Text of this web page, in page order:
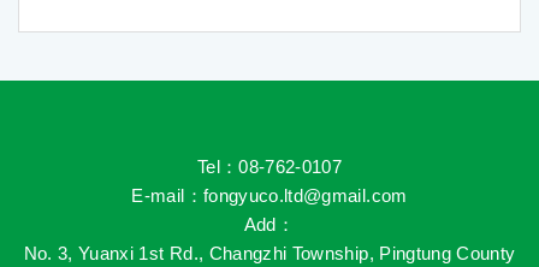
Tel：08-762-0107
E-mail ：fongyuco.ltd@gmail.com
Add ：
No. 3, Yuanxi 1st Rd., Changzhi Township, Pingtung County